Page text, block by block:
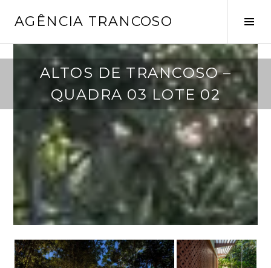
para
conteúdo
AGÊNCIA TRANCOSO
a
r
i
2
0
ALTOS DE TRANCOSO –
QUADRA 03 LOTE 02